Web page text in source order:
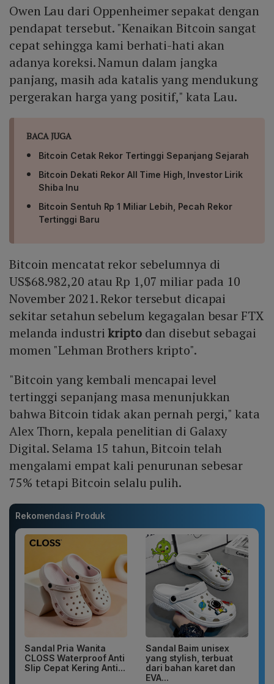
Owen Lau dari Oppenheimer sepakat dengan
pendapat tersebut. "Kenaikan Bitcoin sangat
cepat sehingga kami berhati-hati akan
adanya koreksi. Namun dalam jangka
panjang, masih ada katalis yang mendukung
pergerakan harga yang positif," kata Lau.
BACA JUGA
Bitcoin Cetak Rekor Tertinggi Sepanjang Sejarah
Bitcoin Dekati Rekor All Time High, Investor Lirik
Shiba Inu
Bitcoin Sentuh Rp 1 Miliar Lebih, Pecah Rekor
Tertinggi Baru
Bitcoin mencatat rekor sebelumnya di
US$68.982,20 atau Rp 1,07 miliar pada 10
November 2021. Rekor tersebut dicapai
sekitar setahun sebelum kegagalan besar FTX
melanda industrikriptodan disebut sebagai
momen "Lehman Brothers kripto".
"Bitcoin yang kembali mencapai level
tertinggi sepanjang masa menunjukkan
bahwa Bitcoin tidak akan pernah pergi," kata
Alex Thorn, kepala penelitian di Galaxy
Digital. Selama 15 tahun, Bitcoin telah
mengalami empat kali penurunan sebesar
75% tetapi Bitcoin selalu pulih.
Rekomendasi Produk
Sandal Pria Wanita
CLOSS Waterproof Anti
Slip Cepat Kering Anti...
Sandal Baim unisex
yang stylish, terbuat
dari bahan karet dan
EVA...